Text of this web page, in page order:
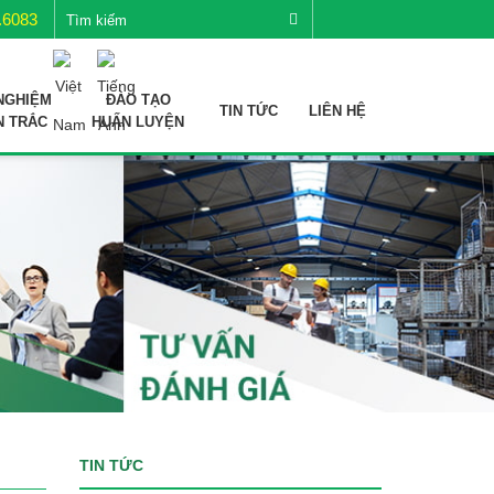
TRẮC
ĐÀO TẠO
HUẤN LUYỆN
TIN TỨC LIÊN HỆ
TIN TỨC